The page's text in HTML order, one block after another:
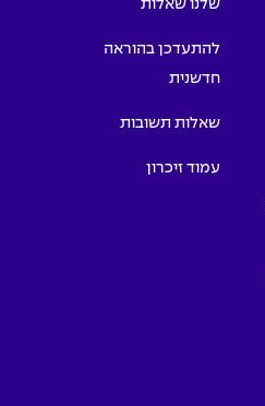
שלנו שאלות
להתעדכן בהוראה
חדשנית
שאלות תשובות
עמוד זיכרון